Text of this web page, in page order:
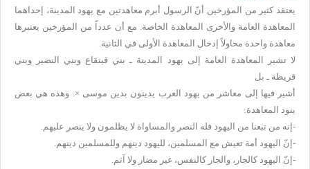
يعتقد كثير من المؤرخين أنّ الرسول أبرم معاهدتين مع يهود المدينة، إحداهما
المعاهدة العامة والأخرى المعاهدة الخاصة. مع أن عدداً من المؤرخين يعتبرها
معاهدة واحدة محاولاً إدخال المعاهدة الأولى في الثانية.
لا تشير المعاهدة العامة إلى يهود المدينة ـ بني قينقاع وبني النضير وبني
قريظة ـ بل
أشير فيها إلى معاشر من يهود العرب يدينون بدين موسى ×. وهذه هي بعض
بنود المعاهدة:
-إنه من تبعنا من اليهود فله النصر والمساواة لا يظلمون ولا ينصر عليهم.
-إنّ اليهود أمة تعيش مع المسلمين، لليهود دينهم وللمسلمين دينهم.
-إنّ اليهود كالجار، والجار كالنفس، غير مضار ولا آثم.